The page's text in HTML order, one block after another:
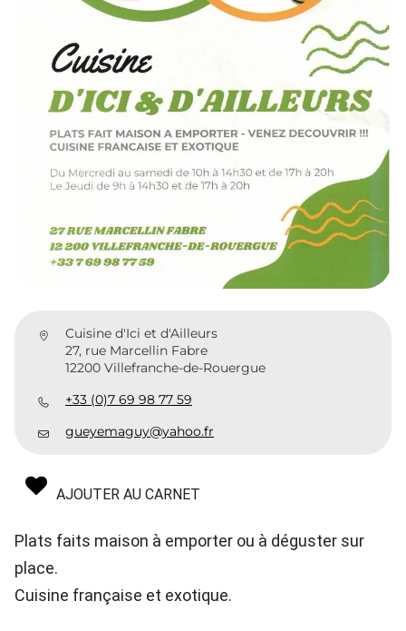
Cuisine d'Ici et d'Ailleurs
27, rue Marcellin Fabre
12200 Villefranche-de-Rouergue
+33 (0)7 69 98 77 59
gueyemaguy@yahoo.fr
AJOUTER AU CARNET
Plats faits maison à emporter ou à déguster sur
place.
Cuisine française et exotique.